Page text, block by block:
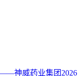
神威药业集团2026